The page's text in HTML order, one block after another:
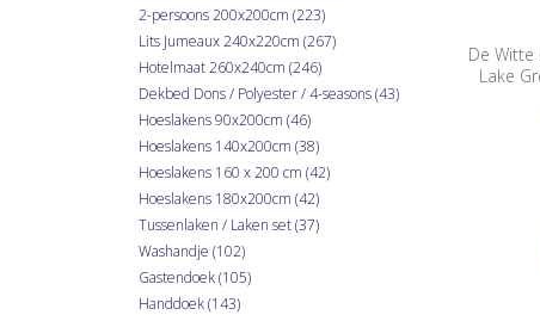
2-persoons 200x200cm (223)
Lits Jumeaux 240x220cm (267)
Hotelmaat 260x240cm (246)
Dekbed Dons / Polyester / 4-seasons(43)
Hoeslakens 90x200cm (46)
Hoeslakens 140x200cm (38)
Hoeslakens 160 x 200 cm (42)
Hoeslakens 180x200cm (42)
Tussenlaken / Laken set(37)
Washandje (102)
Gastendoek(105)
Handdoek(143)
De Witte
Lake